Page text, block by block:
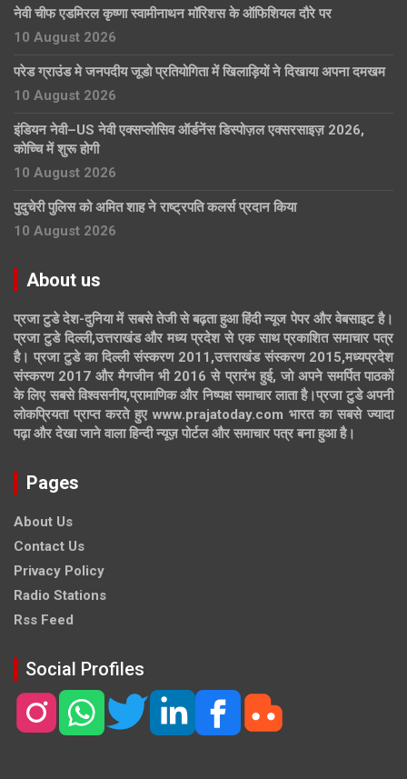
नेवी चीफ एडमिरल कृष्णा स्वामीनाथन मॉरिशस के ऑफिशियल दौरे पर
10 August 2026
परेड ग्राउंड मे जनपदीय जूडो प्रतियोगिता में खिलाड़ियों ने दिखाया अपना दमखम
10 August 2026
इंडियन नेवी–US नेवी एक्सप्लोसिव ऑर्डनेंस डिस्पोज़ल एक्सरसाइज़ 2026,
कोच्चि में शुरू होगी
10 August 2026
पुदुचेरी पुलिस को अमित शाह ने राष्ट्रपति कलर्स प्रदान किया
10 August 2026
About us
प्रजा टुडे देश-दुनिया में सबसे तेजी से बढ़ता हुआ हिंदी न्यूज पेपर और वेबसाइट है।
प्रजा टुडे दिल्ली,उत्तराखंड और मध्य प्रदेश से एक साथ प्रकाशित समाचार पत्र
है। प्रजा टुडे का दिल्ली संस्करण 2011,उत्तराखंड संस्करण 2015,मध्यप्रदेश
संस्करण 2017 और मैगजीन भी 2016 से प्रारंभ हुई, जो अपने समर्पित पाठकों
के लिए सबसे विश्वसनीय,प्रामाणिक और निष्पक्ष समाचार लाता है।प्रजा टुडे अपनी
लोकप्रियता प्राप्त करते हुए www.prajatoday.com भारत का सबसे ज्यादा
पढ़ा और देखा जाने वाला हिन्दी न्यूज़ पोर्टल और समाचार पत्र बना हुआ है।
Pages
About Us
Contact Us
Privacy Policy
Radio Stations
Rss Feed
Social Profiles